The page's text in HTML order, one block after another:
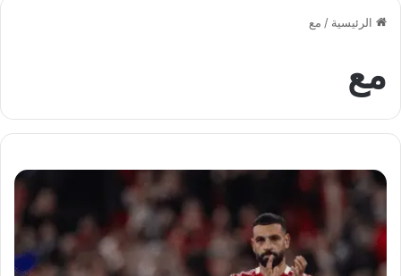
الرئيسية / مع
مع